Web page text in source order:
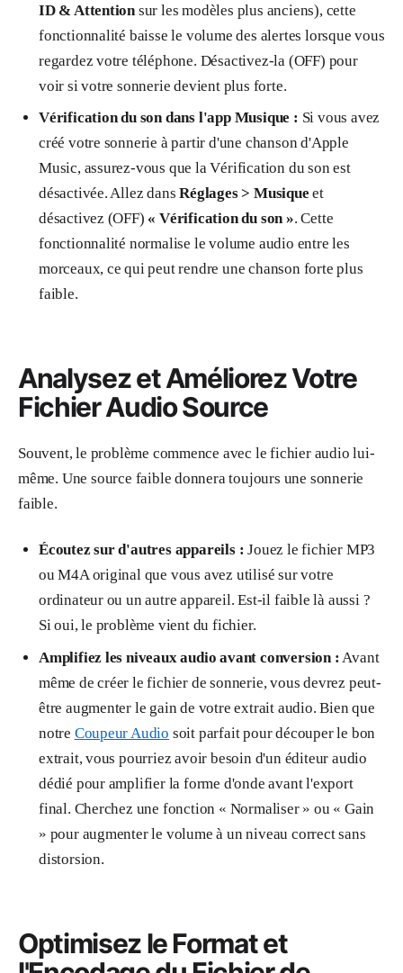
ID & Attention sur les modèles plus anciens), cette
fonctionnalité baisse le volume des alertes lorsque vous
regardez votre téléphone. Désactivez-la (OFF) pour
voir si votre sonnerie devient plus forte.
Vérification du son dans l'app Musique : Si vous avez
créé votre sonnerie à partir d'une chanson d'Apple
Music, assurez-vous que la Vérification du son est
désactivée. Allez dansRéglages > Musique et
désactivez (OFF) « Vérification du son ». Cette
fonctionnalité normalise le volume audio entre les
morceaux, ce qui peut rendre une chanson forte plus
faible.
Analysez et Améliorez Votre
Fichier Audio Source
Souvent, le problème commence avec le fichier audio lui-
même. Une source faible donnera toujours une sonnerie
faible.
Écoutez sur d'autres appareils : Jouez le fichier MP3
ou M4A original que vous avez utilisé sur votre
ordinateur ou un autre appareil. Est-il faible là aussi ?
Si oui, le problème vient du fichier.
Amplifiez les niveaux audio avant conversion : Avant
même de créer le fichier de sonnerie, vous devrez peut-
être augmenter le gain de votre extrait audio. Bien que
notre Coupeur Audio soit parfait pour découper le bon
extrait, vous pourriez avoir besoin d'un éditeur audio
dédié pour amplifier la forme d'onde avant l'export
final. Cherchez une fonction « Normaliser » ou « Gain
» pour augmenter le volume à un niveau correct sans
distorsion.
Optimisez le Format et